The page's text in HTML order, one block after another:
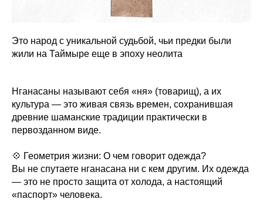
Это народ с уникальной судьбой, чьи предки были
жили на Таймыре еще в эпоху неолита
Нганасаны называют себя «ня» (товарищ), а их
культура — это живая связь времен, сохранившая
древние шаманские традиции практически в
первозданном виде.
💠 Геометрия жизни: О чем говорит одежда?
Вы не спутаете нганасана ни с кем другим. Их одежда
— это не просто защита от холода, а настоящий
«паспорт» человека.